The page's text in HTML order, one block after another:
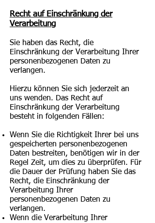
Recht auf Einschränkung der
Verarbeitung
Sie haben das Recht, die
Einschränkung der Verarbeitung Ihrer
personenbezogenen Daten zu
verlangen.
Hierzu können Sie sich jederzeit an
uns wenden. Das Recht auf
Einschränkung der Verarbeitung
besteht in folgenden Fällen:
Wenn Sie die Richtigkeit Ihrer bei uns
gespeicherten personenbezogenen
Daten bestreiten, benötigen wir in der
Regel Zeit, um dies zu überprüfen. Für
die Dauer der Prüfung haben Sie das
Recht, die Einschränkung der
Verarbeitung Ihrer
personenbezogenen Daten zu
verlangen.
Wenn die Verarbeitung Ihrer